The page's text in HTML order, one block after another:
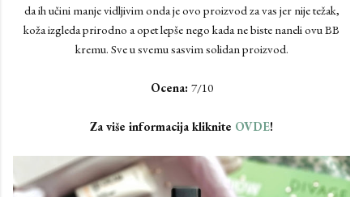
da ih učini manje vidljivim onda je ovo proizvod za vas jer nije težak,
koža izgleda prirodno a opet lepše nego kada ne biste naneli ovu BB
kremu. Sve u svemu sasvim solidan proizvod.
Ocena: 7/10
Za više informacija kliknite OVDE!